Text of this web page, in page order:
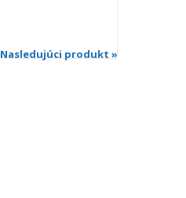
Nasledujúci produkt »